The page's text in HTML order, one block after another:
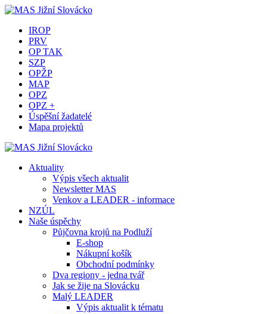
IROP
PRV
OP TAK
SZP
OPŽP
MAP
OPZ
OPZ +
Úspěšní žadatelé
Mapa projektů
Aktuality
Výpis všech aktualit
Newsletter MAS
Venkov a LEADER - informace
NZÚL
Naše úspěchy
Půjčovna krojů na Podluží
E-shop
Nákupní košík
Obchodní podmínky
Dva regiony - jedna tvář
Jak se žije na Slovácku
Malý LEADER
Výpis aktualit k tématu